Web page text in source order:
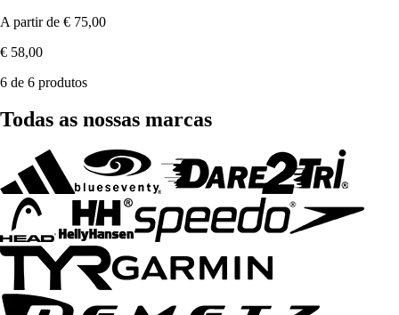
A partir de € 75,00
€ 58,00
6 de 6 produtos
Todas as nossas marcas